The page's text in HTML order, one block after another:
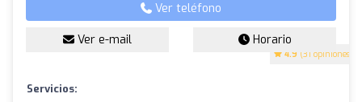
4.9 (31 opiniones)
Ver teléfono
Ver e-mail Horario
Servicios: